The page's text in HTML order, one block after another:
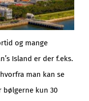
og mange
Island er der f.eks.
man kan se
kun 30